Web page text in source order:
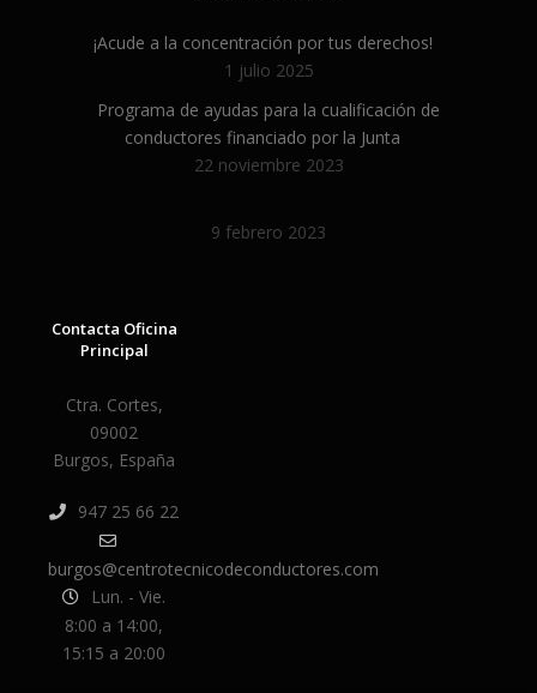
¡Acude a la concentración por tus derechos!
1 julio 2025
Programa de ayudas para la cualificación de
conductores financiado por la Junta
22 noviembre 2023
9 febrero 2023
Contacta Oficina
Principal
Ctra. Cortes,
09002
Burgos, España
947 25 66 22
burgos@centrotecnicodeconductores.com
Lun. - Vie.
8:00 a 14:00,
15:15 a 20:00